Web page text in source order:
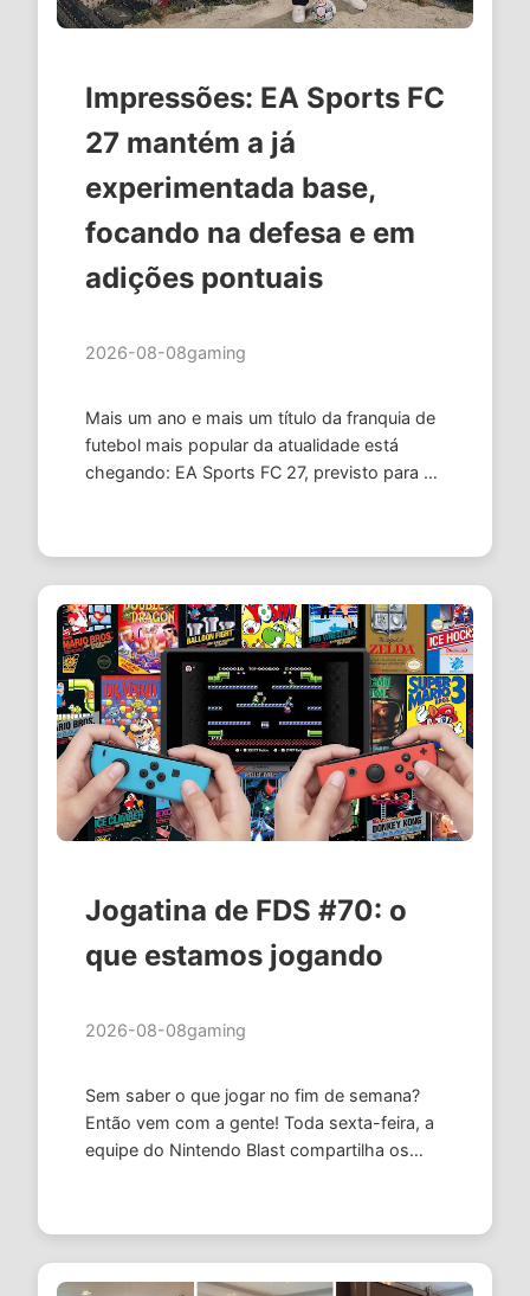
Impressões: EA Sports FC
27 mantém a já
experimentada base,
focando na defesa e em
adições pontuais
2026-08-08gaming
Mais um ano e mais um título da franquia de
futebol mais popular da atualidade está
chegando: EA Sports FC 27, previsto para o
Jogatina de FDS #70: o
que estamos jogando
2026-08-08gaming
Sem saber o que jogar no fim de semana?
Então vem com a gente! Toda sexta-feira, a
equipe do Nintendo Blast compartilha os
…